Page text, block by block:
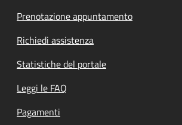
Prenotazione appuntamento
Richiedi assistenza
Statistiche del portale
Leggi le FAQ
Pagamenti